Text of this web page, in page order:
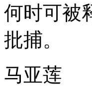
何时可被
批捕。
马亚莲